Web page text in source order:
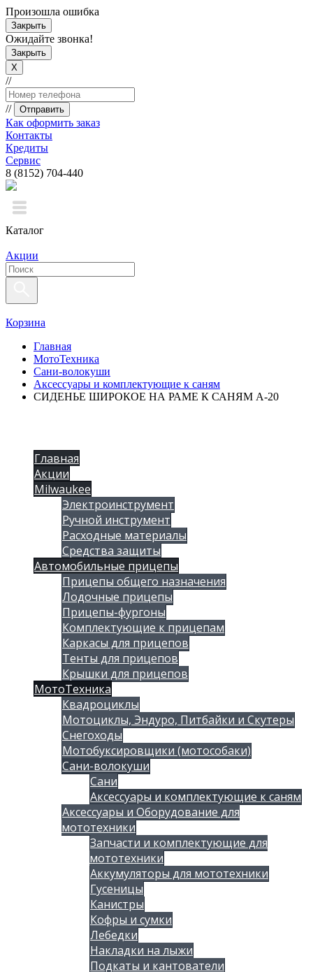
Произошла ошибка
Закрыть
Ожидайте звонка!
Закрыть
X
//
// Отправить
Как оформить заказ
Контакты
Кредиты
Сервис
8 (8152) 704-440
Каталог
Акции
Корзина
Главная
МотоТехника
Сани-волокуши
Аксессуары и комплектующие к саням
СИДЕНЬЕ ШИРОКОЕ НА РАМЕ К САНЯМ А-20
Главная
Акции
Milwaukee
Электроинструмент
Ручной инструмент
Расходные материалы
Средства защиты
Автомобильные прицепы
Прицепы общего назначения
Лодочные прицепы
Прицепы-фургоны
Комплектующие к прицепам
Каркасы для прицепов
Тенты для прицепов
Крышки для прицепов
МотоТехника
Квадроциклы
Мотоциклы, Эндуро, Питбайки и Скутеры
Снегоходы
Мотобуксировщики (мотособаки)
Сани-волокуши
Сани
Аксессуары и комплектующие к саням
Аксессуары и Оборудование для
мототехники
Запчасти и комплектующие для
мототехники
Аккумуляторы для мототехники
Гусеницы
Канистры
Кофры и сумки
Лебедки
Накладки на лыжи
Подкаты и кантователи